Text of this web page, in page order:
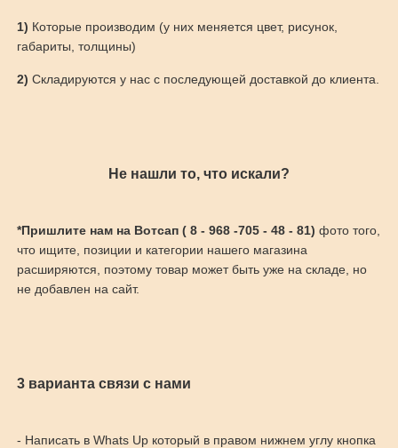
1) Которые производим (у них меняется цвет, рисунок,
габариты, толщины)
2) Складируются у нас с последующей доставкой до клиента.
Не нашли то, что искали?
*Пришлите нам на Вотсап ( 8 - 968 -705 - 48 - 81) фото того,
что ищите, позиции и категории нашего магазина
расширяются, поэтому товар может быть уже на складе, но
не добавлен на сайт.
3 варианта связи с нами
- Написать в Whats Up который в правом нижнем углу кнопка